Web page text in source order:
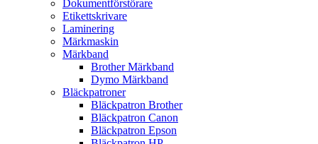
Dokumentförstörare
Etikettskrivare
Laminering
Märkmaskin
Märkband
Brother Märkband
Dymo Märkband
Bläckpatroner
Bläckpatron Brother
Bläckpatron Canon
Bläckpatron Epson